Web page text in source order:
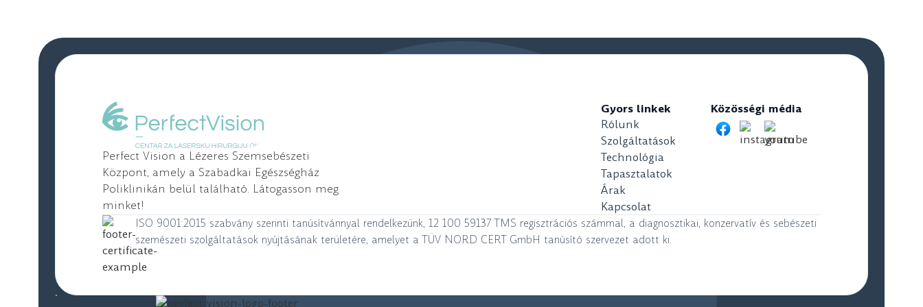
Perfect Vision a Lézeres Szemsebészeti
Központ, amely a Szabadkai Egészségház
Poliklinikán belül található. Látogasson meg
minket!
Gyors linkek
Rólunk
Szolgáltatások
Technológia
Tapasztalatok
Árak
Kapcsolat
Közösségi média
ISO 9001:2015 szabvány szerinti tanúsítvánnyal rendelkezünk, 12 100 59137 TMS regisztrációs számmal, a diagnosztikai, konzervatív és sebészeti
szemészeti szolgáltatások nyújtásának területére, amelyet a TÜV NORD CERT GmbH tanúsító szervezet adott ki.